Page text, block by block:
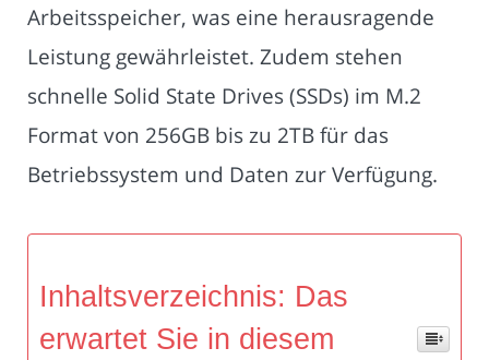
Arbeitsspeicher, was eine herausragende
Leistung gewährleistet. Zudem stehen
schnelle Solid State Drives (SSDs) im M.2
Format von 256GB bis zu 2TB für das
Betriebssystem und Daten zur Verfügung.
Inhaltsverzeichnis: Das
erwartet Sie in diesem